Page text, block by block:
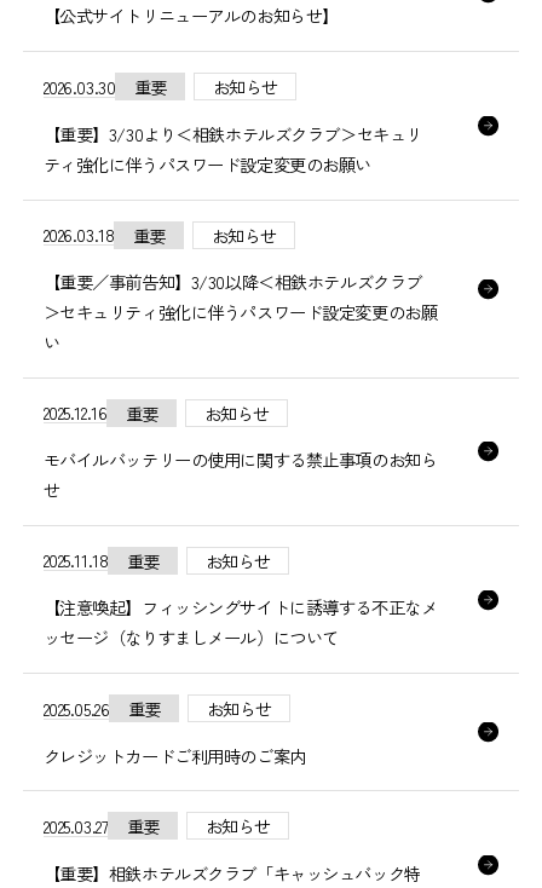
【公式サイトリニューアルのお知らせ】
2026.03.30 重要
お知らせ
【重要】3/30より＜相鉄ホテルズクラブ＞セキュリ
ティ強化に伴うパスワード設定変更のお願い
2026.03.18 重要
お知らせ
【重要／事前告知】3/30以降＜相鉄ホテルズクラブ
＞セキュリティ強化に伴うパスワード設定変更のお願
い
2025.12.16 重要
お知らせ
モバイルバッテリーの使用に関する禁止事項のお知ら
せ
2025.11.18 重要
お知らせ
【注意喚起】フィッシングサイトに誘導する不正なメ
ッセージ（なりすましメール）について
2025.05.26 重要
お知らせ
クレジットカードご利用時のご案内
2025.03.27 重要
お知らせ
【重要】相鉄ホテルズクラブ「キャッシュバック特